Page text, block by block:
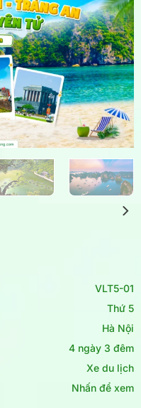
VLT5-01
Thứ 5
Hà Nội
4 ngày 3 đêm
Xe du lịch
Nhấn để xem